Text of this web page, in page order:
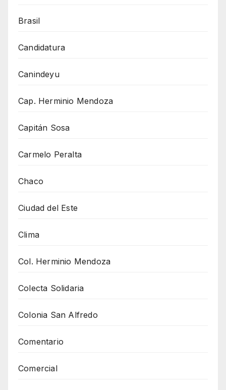
Brasil
Candidatura
Canindeyu
Cap. Herminio Mendoza
Capitán Sosa
Carmelo Peralta
Chaco
Ciudad del Este
Clima
Col. Herminio Mendoza
Colecta Solidaria
Colonia San Alfredo
Comentario
Comercial